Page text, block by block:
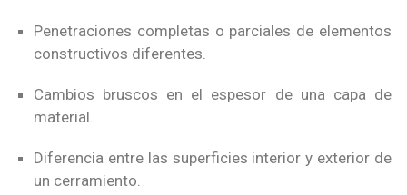
Penetraciones completas o parciales de elementos
constructivos diferentes.
Cambios bruscos en el espesor de una capa de
material.
Diferencia entre las superficies interior y exterior de
un cerramiento.